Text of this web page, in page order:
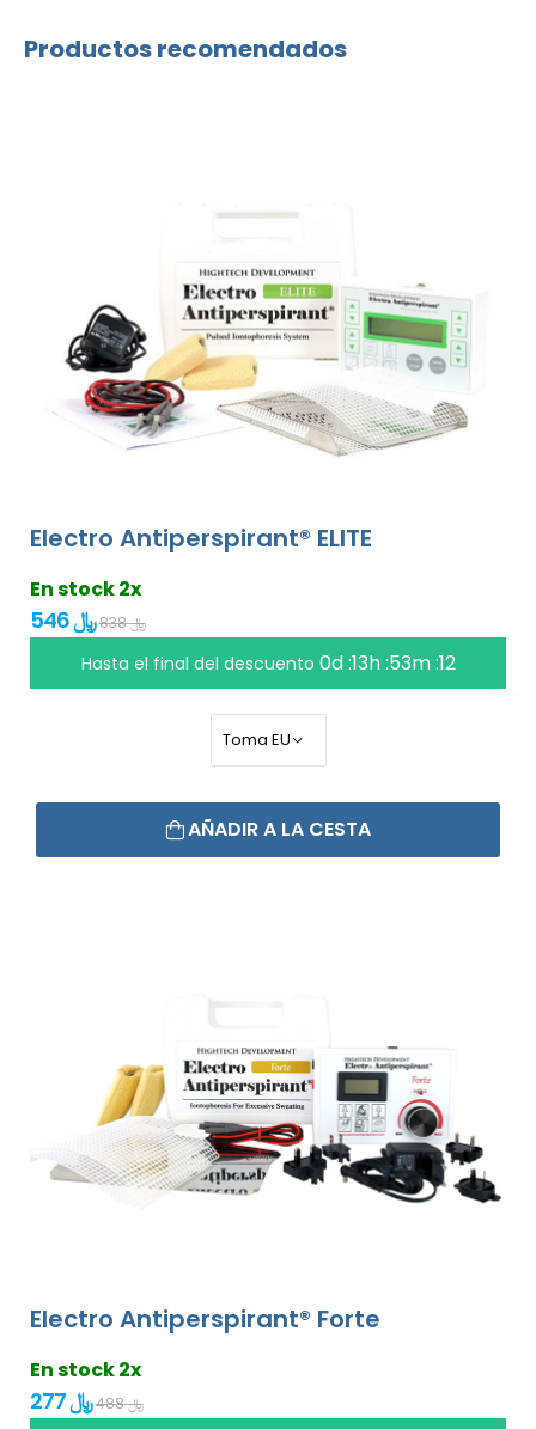
Productos recomendados
Electro Antiperspirant® ELITE
En stock 2x
546 ﷼ 838 ﷼
Hasta el final del descuento0d :13h :53m :11
AÑADIR A LA CESTA
Electro Antiperspirant® Forte
En stock 2x
277 ﷼ 488 ﷼